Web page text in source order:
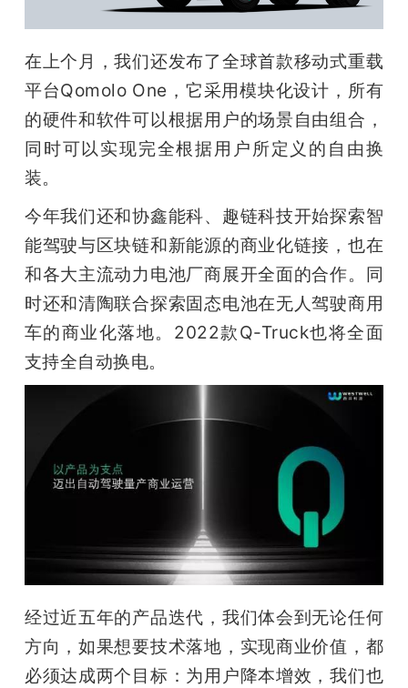
在上个月，我们还发布了全球首款移动式重载
平台Qomolo One，它采用模块化设计，所有
的硬件和软件可以根据用户的场景自由组合，
同时可以实现完全根据用户所定义的自由换
装。
今年我们还和协鑫能科、趣链科技开始探索智
能驾驶与区块链和新能源的商业化链接，也在
和各大主流动力电池厂商展开全面的合作。同
时还和清陶联合探索固态电池在无人驾驶商用
车的商业化落地。2022款Q-Truck也将全面
支持全自动换电。
经过近五年的产品迭代，我们体会到无论任何
方向，如果想要技术落地，实现商业价值，都
必须达成两个目标：为用户降本增效，我们也